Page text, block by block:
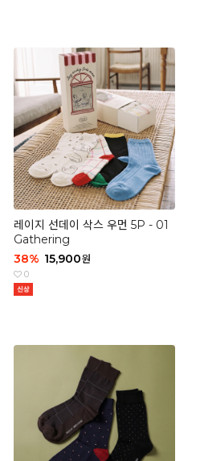
레이지 선데이 삭스 우먼 5P - 01
Gathering
38% 15,900원
0